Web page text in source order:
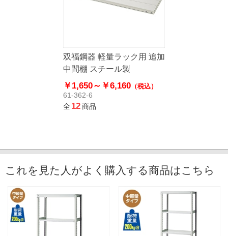
双福鋼器 軽量ラック用 追加
中間棚 スチール製
￥1,650～ ￥6,160（税込）
61-362-6
全12商品
これを見た人がよく購入する商品はこちら